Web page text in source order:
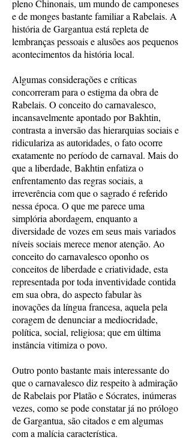
pleno Chinonais, um mundo de camponeses
e de monges bastante familiar a Rabelais. A
história de Gargantua está repleta de
lembranças pessoais e alusões aos pequenos
acontecimentos da história local.
Algumas considerações e críticas
concorreram para o estigma da obra de
Rabelais. O conceito do carnavalesco,
incansavelmente apontado por Bakhtin,
contrasta a inversão das hierarquias sociais e
ridiculariza as autoridades, o fato ocorre
exatamente no período de carnaval. Mais do
que a liberdade, Bakhtin enfatiza o
enfrentamento das regras sociais, a
irreverência com que o sagrado é referido
nessa época. O que me parece uma
simplória abordagem, enquanto a
diversidade de vozes em seus mais variados
níveis sociais merece menor atenção. Ao
conceito do carnavalesco oponho os
conceitos de liberdade e criatividade, esta
representada por toda inventividade contida
em sua obra, do aspecto fabular às
inovações da língua francesa, aquela pela
coragem de denunciar a mediocridade,
política, social, religiosa; que em última
instância vitimiza o povo.
Outro ponto bastante mais interessante do
que o carnavalesco diz respeito à admiração
de Rabelais por Platão e Sócrates, inúmeras
vezes, como se pode constatar já no prólogo
de Gargantua, são citados e em algumas
com a malícia característica.